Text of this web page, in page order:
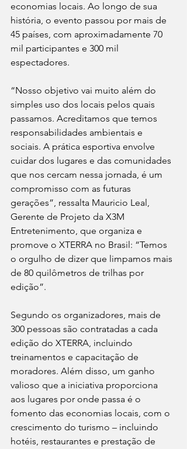
economias locais. Ao longo de sua
história, o evento passou por mais de
45 países, com aproximadamente 70
mil participantes e 300 mil
espectadores.
“Nosso objetivo vai muito além do
simples uso dos locais pelos quais
passamos. Acreditamos que temos
responsabilidades ambientais e
sociais. A prática esportiva envolve
cuidar dos lugares e das comunidades
que nos cercam nessa jornada, é um
compromisso com as futuras
gerações”, ressalta Mauricio Leal,
Gerente de Projeto da X3M
Entretenimento, que organiza e
promove o XTERRA no Brasil: “Temos
o orgulho de dizer que limpamos mais
de 80 quilômetros de trilhas por
edição”.
Segundo os organizadores, mais de
300 pessoas são contratadas a cada
edição do XTERRA, incluindo
treinamentos e capacitação de
moradores. Além disso, um ganho
valioso que a iniciativa proporciona
aos lugares por onde passa é o
fomento das economias locais, com o
crescimento do turismo – incluindo
hotéis, restaurantes e prestação de